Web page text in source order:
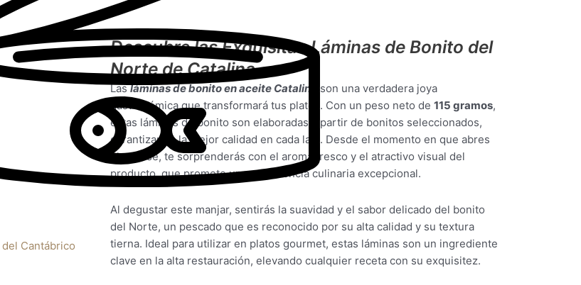
Cantábrico
Descubre las Exquisitas Láminas de Bonito del
Norte de Catalina
Lasláminas de bonito en aceite Catalina
son una verdadera joya
gastronómica que transformará tus platos. Con un peso neto de 115 gramos,
estas láminas de bonito son elaboradas a partir de bonitos seleccionados,
garantizando la mejor calidad en cada lata. Desde el momento en que abres
el envase, te sorprenderás con el aroma fresco y el atractivo visual del
producto, que promete una experiencia culinaria excepcional.
Al degustar este manjar, sentirás la suavidad y el sabor delicado del bonito
del Norte, un pescado que es reconocido por su alta calidad y su textura
tierna. Ideal para utilizar en platos gourmet, estas láminas son un ingrediente
clave en la alta restauración, elevando cualquier receta con su exquisitez.